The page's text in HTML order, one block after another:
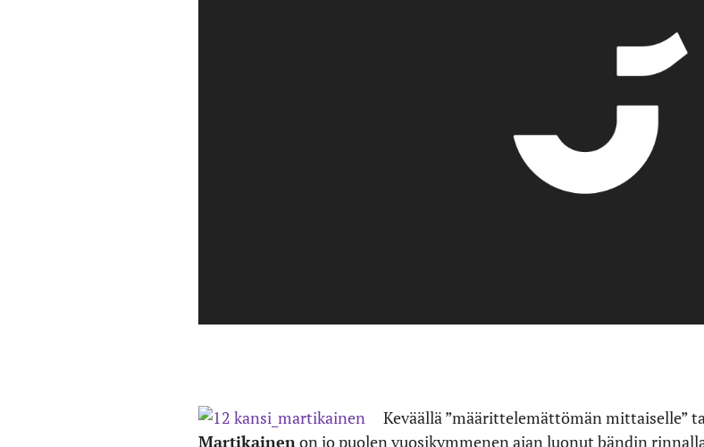
Keväällä ”määrittelemättömän mittaiselle”
Martikainen on jo puolen vuosikymmenen ajan luonut bändin